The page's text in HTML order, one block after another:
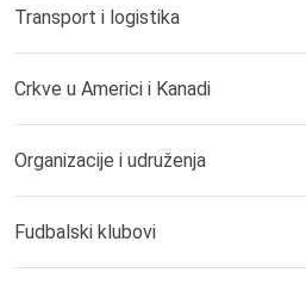
Transport i logistika
Crkve u Americi i Kanadi
Organizacije i udruženja
Fudbalski klubovi